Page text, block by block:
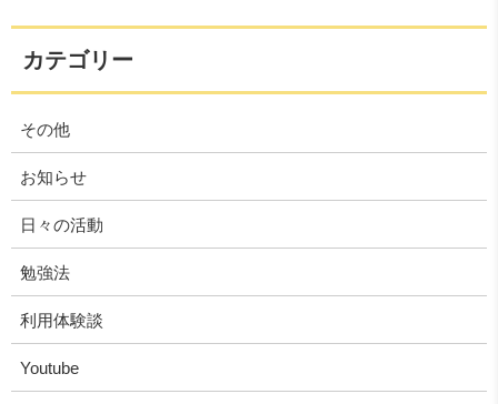
カテゴリー
その他
お知らせ
日々の活動
勉強法
利用体験談
Youtube